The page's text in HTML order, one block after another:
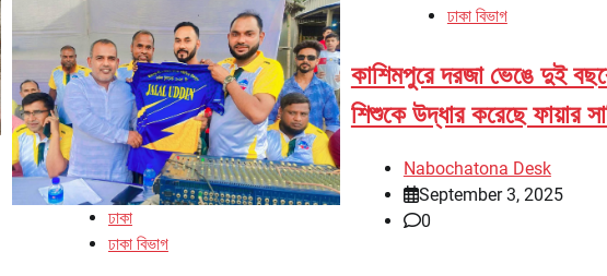
ঢাকা
ঢাকা বিভাগ
ঢাকা বিভাগ
কাশিমপুরে দরজা ভেঙে দুই
শিশুকে উদ্ধার করেছে ফায়ার
Nabochatona Desk
September 3, 2025
0